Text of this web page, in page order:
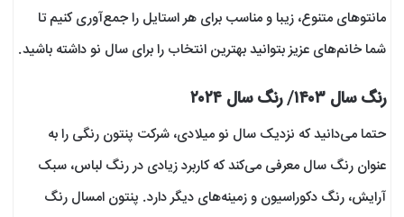
مانتوهای متنوع، زیبا و مناسب برای هر استایل را جمع‌آوری کنیم تا
شما خانم‌های عزیز بتوانید بهترین انتخاب را برای سال نو داشته باشید.
رنگ سال ۱۴۰۳/ رنگ سال ۲۰۲۴
حتما می‌دانید که نزدیک سال نو میلادی، شرکت پنتون رنگی را به
عنوان رنگ سال معرفی می‌کند که کاربرد زیادی در رنگ لباس، سبک
آرایش، رنگ دکوراسیون و زمینه‌های دیگر دارد. پنتون امسال رنگ